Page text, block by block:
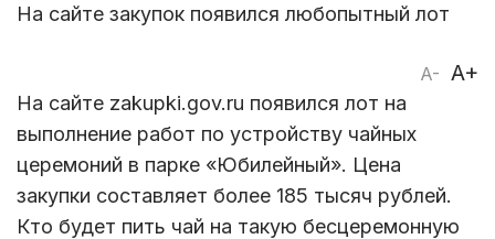
На сайте закупок появился любопытный лот
A- A+
На сайте zakupki.gov.ru появился лот на
выполнение работ по устройству чайных
церемоний в парке «Юбилейный». Цена
закупки составляет более 185 тысяч рублей.
Кто будет пить чай на такую бесцеремонную